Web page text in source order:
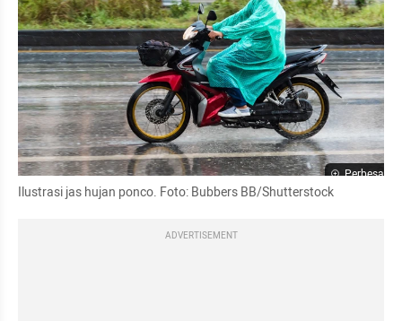
Perbesar
Ilustrasi jas hujan ponco. Foto: Bubbers BB/Shutterstock
ADVERTISEMENT